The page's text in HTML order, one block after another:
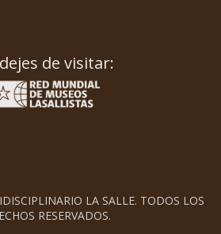
de visitar:
LA SALLE. TODOS LOS
RESERVADOS.